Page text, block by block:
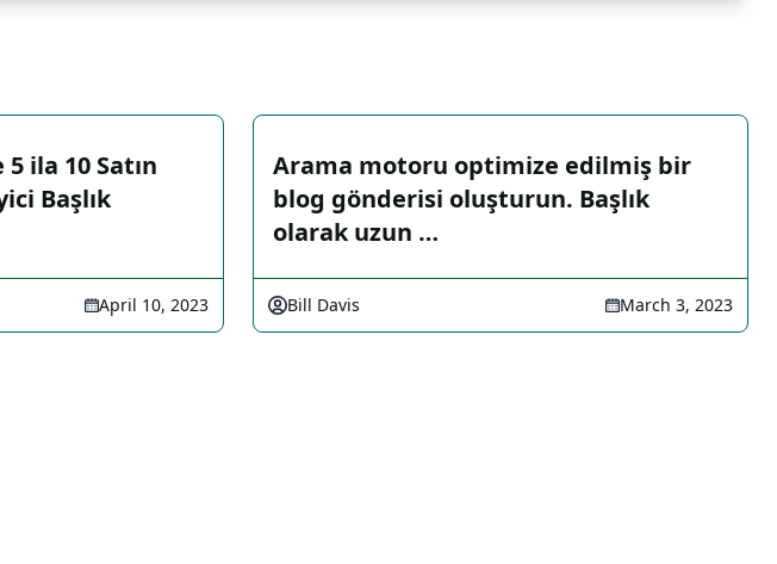
ila 10 Satın
Başlık
April 10, 2023
Arama motoru optimize edilmiş bir
blog gönderisi oluşturun. Başlık
olarak uzun …
Bill Davis March 3, 2023